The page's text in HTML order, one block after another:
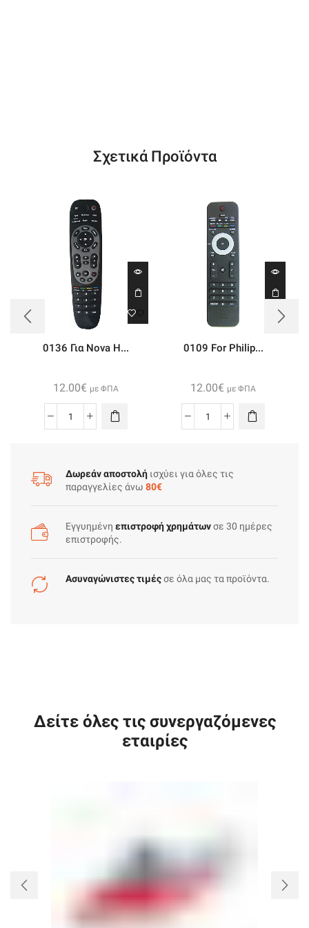
Σχετικά Προϊόντα
0136 Για Nova H...
12.00€ με ΦΠΑ
0136
Hd3001
(
)
ποσότητα
0109 For Philip...
12.00€ με ΦΠΑ
0109
Rc2034312
Δωρεάν αποστολή ισχύει για όλες τις
παραγγελίες άνω 80€
Εγγυημένη επιστροφή χρημάτωνσε 30 ημέρες
επιστροφής.
Ασυναγώνιστες τιμέςσε όλα μας τα προϊόντα.
Δείτε όλες τις συνεργαζόμενες
εταιρίες